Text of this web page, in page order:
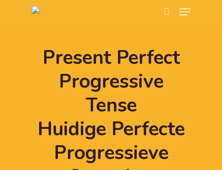
Hit enter to search or ESC to close
Present Perfect
Progressive
Tense
Huidige Perfecte
Progressieve